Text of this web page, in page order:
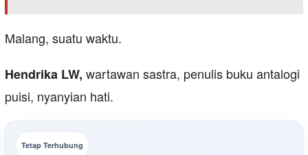
Malang, suatu waktu.
Hendrika LW, wartawan sastra, penulis buku antalogi
puisi, nyanyian hati.
Tetap Terhubung